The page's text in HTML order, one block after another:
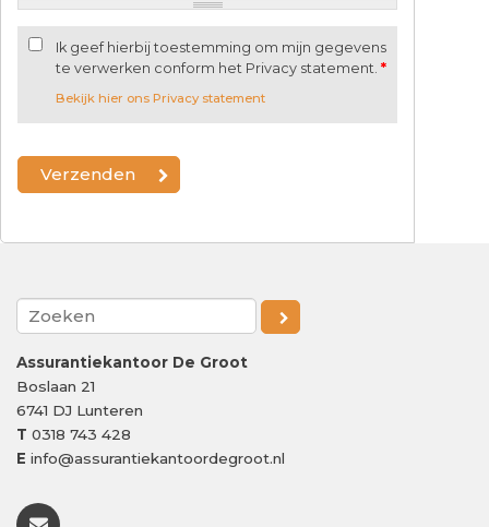
Ik geef hierbij toestemming om mijn gegevens
te verwerken conform het Privacy statement. *
Bekijk hier ons Privacy statement
Assurantiekantoor De Groot
Boslaan 21
6741 DJ Lunteren
T 0318 743 428
E info@assurantiekantoordegroot.nl